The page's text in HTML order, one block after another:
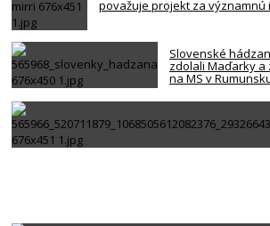
považuje projekt za významnú
Slovenské
zdolali Maďarky a
na MS v